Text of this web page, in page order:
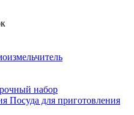
набор
Посуда для приготовления